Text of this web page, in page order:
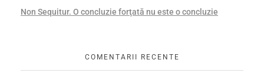
Non Sequitur. O concluzie forţată nu este o concluzie
COMENTARII RECENTE